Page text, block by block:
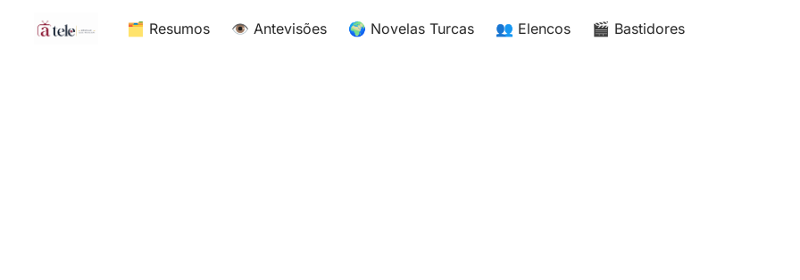
🗂 Resumos 👁 Antevisões 🌍 Novelas Turcas 👥 Elencos 🎬 Bastidores